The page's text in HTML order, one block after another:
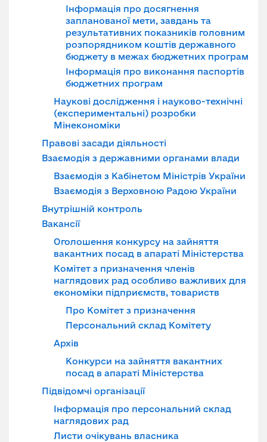
Інформація про досягнення
запланованої мети, завдань та
результативних показників головним
розпорядником коштів державного
бюджету в межах бюджетних програм
Інформація про виконання паспортів
бюджетних програм
Наукові дослідження і науково-технічні
(експериментальні) розробки
Мінекономіки
Правові засади діяльності
Взаємодія з державними органами влади
Взаємодія з Кабінетом Міністрів України
Взаємодія з Верховною Радою України
Внутрішній контроль
Вакансії
Оголошення конкурсу на зайняття
вакантних посад в апараті Міністерства
Комітет з призначення членів
наглядових рад особливо важливих для
економіки підприємств, товариств
Про Комітет з призначення
Персональний склад Комітету
Архів
Конкурси на зайняття вакантних
посад в апараті Міністерства
Підвідомчі організації
Інформація про персональний склад
наглядових рад
Листи очікувань власника